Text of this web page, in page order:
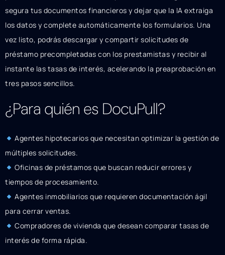
segura tus documentos financieros y dejar que la IA extraiga
los datos y complete automáticamente los formularios. Una
vez listo, podrás descargar y compartir solicitudes de
préstamo precompletadas con los prestamistas y recibir al
instante las tasas de interés, acelerando la preaprobación en
tres pasos sencillos.
¿Para quién es DocuPull?
Agentes hipotecarios que necesitan optimizar la gestión de
múltiples solicitudes.
Oficinas de préstamos que buscan reducir errores y
tiempos de procesamiento.
Agentes inmobiliarios que requieren documentación ágil
para cerrar ventas.
Compradores de vivienda que desean comparar tasas de
interés de forma rápida.